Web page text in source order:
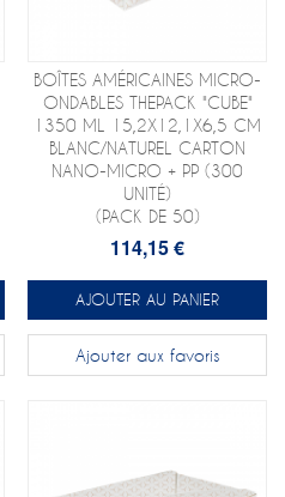
BOÎTES AMÉRICAINES MICRO-
ONDABLES THEPACK "CUBE"
1350 ML 15,2X12,1X6,5 CM
BLANC/NATUREL CARTON
NANO-MICRO + PP (300
UNITÉ)
(PACK DE 50)
114,15 €
AJOUTER AU PANIER
Ajouter aux favoris